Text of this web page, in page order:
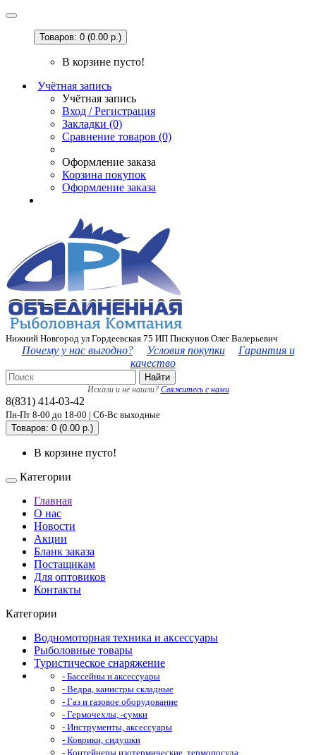
Товаров: 0 (0.00 р.)
В корзине пусто!
Учётная запись
Учётная запись
Вход / Регистрация
Закладки (0)
Сравнение товаров (0)
Оформление заказа
Корзина покупок
Оформление заказа
Нижний Новгород ул Гордеевская 75 ИП Пискунов Олег Валерьевич
Почему у нас выгодно? Условия покупки
Гарантия и
качество
Найти
Искали и не нашли? Свяжитесь с нами
8(831) 414-03-42
Пн-Пт 8-00 до 18-00 | Сб-Вс выходные
Товаров: 0 (0.00 р.)
В корзине пусто!
Категории
Главная
О нас
Новости
Акции
Бланк заказа
Постащикам
Для оптовиков
Контакты
Категории
Водномоторная техника и аксессуары
Рыболовные товары
Туристическое снаряжение
- Бассейны и аксессуары
- Ведра, канистры складные
- Газ и газовое оборудование
- Гермочехлы, -сумки
- Инструменты, аксессуары
- Коврики, сидушки
- Контейнеры изотермические, термопосуда